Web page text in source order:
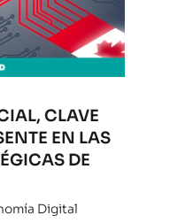
CLAVE
EN LAS
DE
Digital